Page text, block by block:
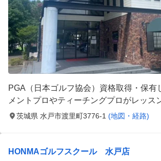
PGA（日本ゴルフ協会）資格取得・保有
メントプロやティーチングプロがレッス
茨城県 水戸市渡里町3776-1 (地図・経路)
HONMAゴルフスクール 水戸店